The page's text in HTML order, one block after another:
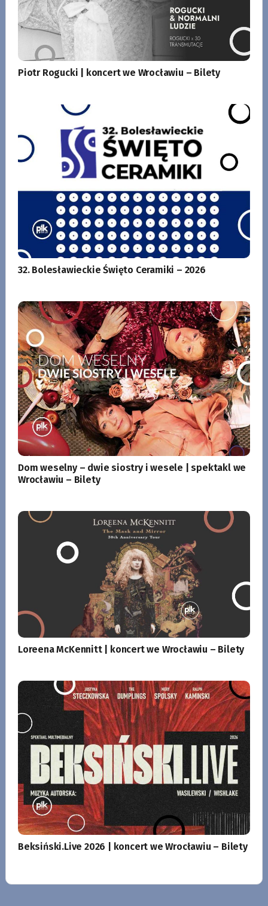
Piotr Rogucki | koncert we Wrocławiu – Bilety
32. Bolesławieckie Święto Ceramiki – 2026
Dom weselny – dwie siostry i wesele | spektakl we
Wrocławiu – Bilety
Loreena McKennitt | koncert we Wrocławiu – Bilety
Beksiński.Live 2026 | koncert we Wrocławiu – Bilety